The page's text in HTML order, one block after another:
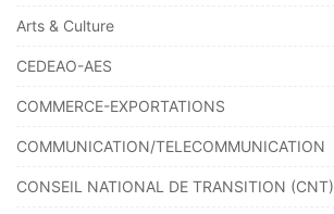
Arts & Culture
CEDEAO-AES
COMMERCE-EXPORTATIONS
COMMUNICATION/TELECOMMUNICATION
CONSEIL NATIONAL DE TRANSITION (CNT)